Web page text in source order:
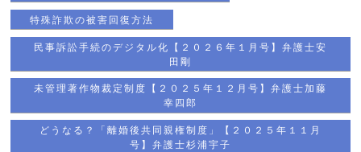
特殊詐欺の被害回復方法
民事訴訟手続のデジタル化【２０２６年１月号】弁護士安
田剛
未管理著作物裁定制度【２０２５年１２月号】弁護士加藤
幸四郎
どうなる？「離婚後共同親権制度」【２０２５年１１月
号】弁護士杉浦宇子